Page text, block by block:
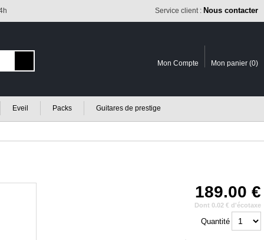
Service client : Nous contacter
Mon Compte Mon panier (0)
Eveil Packs Guitares de prestige
189.00
Dont 0.02 € d'écotaxe
Quantité